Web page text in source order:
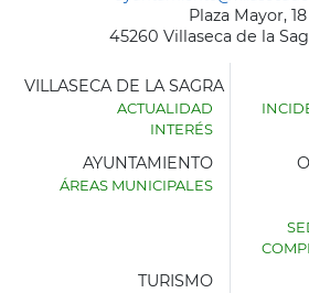
Plaza Mayor, 18
45260 Villaseca de la
AYUNTAMIENTO
VILLASECA DE LA SAGRA
ACTUALIDAD
INTERÉS
AYUNTAMIENTO
ÁREAS MUNICIPALES
TURISMO